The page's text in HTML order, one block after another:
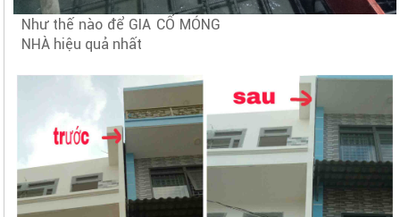
Như thế nào để GIA CỐ MÓNG
NHÀ hiệu quả nhất